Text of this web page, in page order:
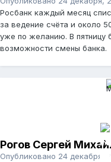
Росбанк каждый месяц
за ведение счёта и около
уже по желанию. В пятницу
возможности смены банка.
Рогов Сергей
Опубликовано 24 декабря,